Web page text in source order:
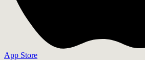
App Store